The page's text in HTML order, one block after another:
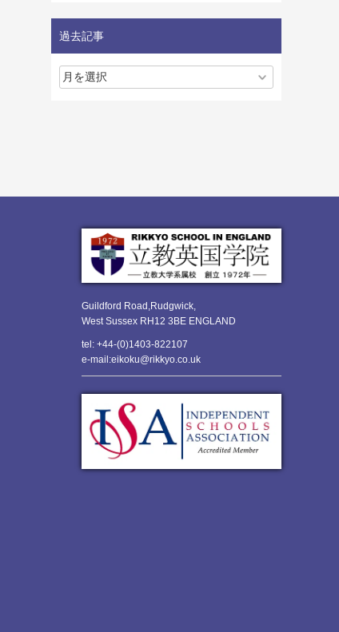
過去記事
Guildford Road,Rudgwick,
West Sussex RH12 3BE ENGLAND
tel: +44-(0)1403-822107
e-mail:eikoku@rikkyo.co.uk